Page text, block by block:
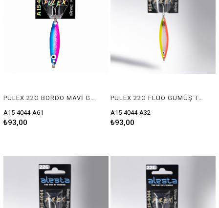
A15-4044-A61
₺93,00
A15-4044-A32
₺93,00